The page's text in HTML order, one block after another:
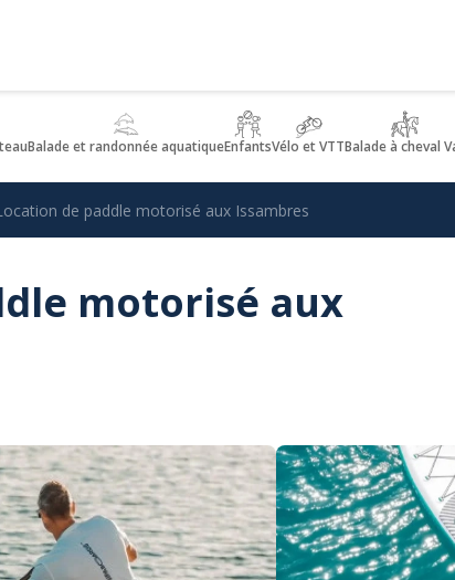
Balade et randonnée aquatiqueEnfantsVélo et VTTBalade à cheval
de paddle motorisé aux Issambres
motorisé aux